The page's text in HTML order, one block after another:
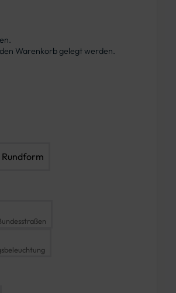
Warenkorb gelegt werden.
Rundform